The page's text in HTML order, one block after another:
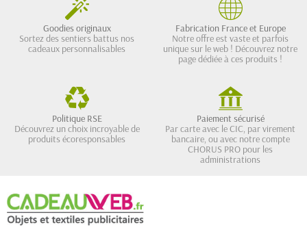
Goodies originaux
Sortez des sentiers battus nos
cadeaux personnalisables
Fabrication France et Europe
Notre offre est vaste et parfois
unique sur le web ! Découvrez notre
page dédiée à ces produits !
Politique RSE
Découvrez un choix incroyable de
produits écoresponsables
Paiement sécurisé
Par carte avec le CIC, par virement
bancaire, ou avec notre compte
CHORUS PRO pour les
administrations